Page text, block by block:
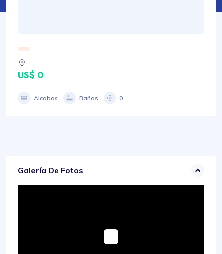
US$ 0
Alcobas Baños 0
Galería De Fotos